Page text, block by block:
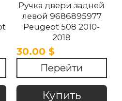
Ручка двери задней
левой 9686895977
Peugeot 508 2010-
2018
30.00 $
Перейти
Купить